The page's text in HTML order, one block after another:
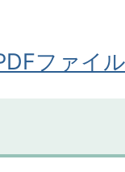
ファイ